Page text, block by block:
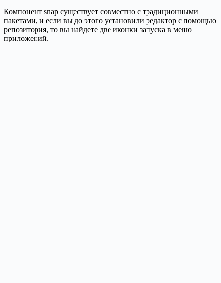
Компонент snap существует совместно с традиционными
пакетами, и если вы до этого установили редактор с помощью
репозитория, то вы найдете две иконки запуска в меню
приложений.